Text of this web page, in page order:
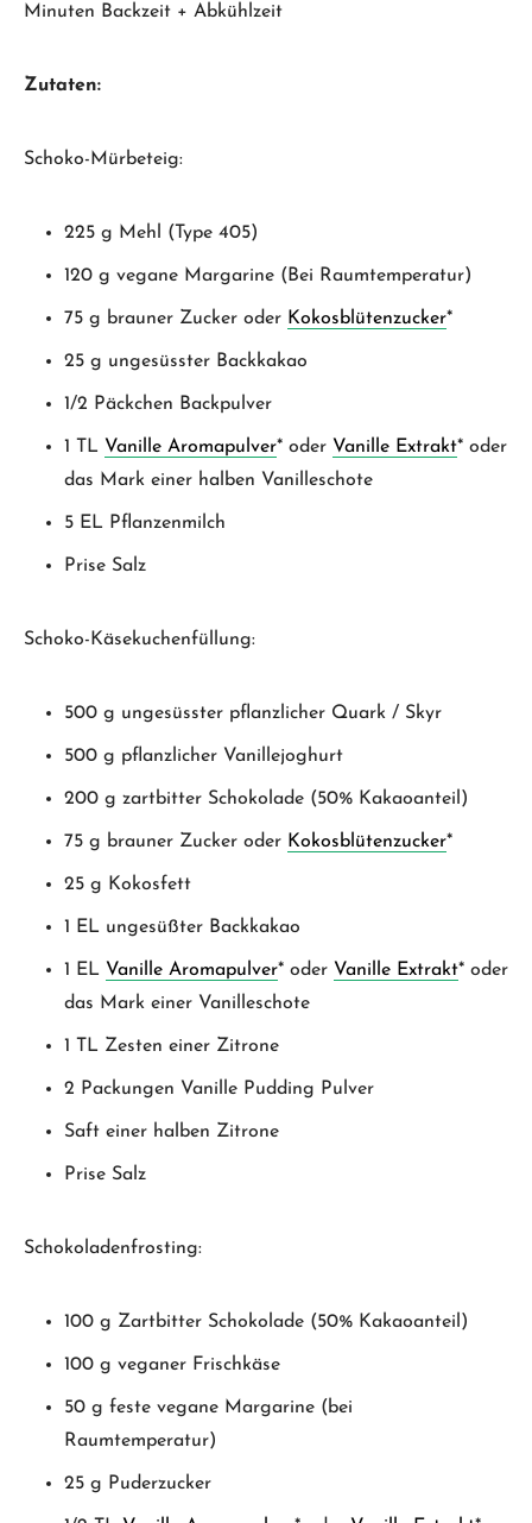
Minuten Backzeit + Abkühlzeit
Zutaten:
Schoko-Mürbeteig:
225 g Mehl (Type 405)
120 g vegane Margarine (Bei Raumtemperatur)
75 g brauner Zucker oder Kokosblütenzucker*
25 g ungesüsster Backkakao
1/2 Päckchen Backpulver
1 TL Vanille Aromapulver* oder Vanille Extrakt* oder
das Mark einer halben Vanilleschote
5 EL Pflanzenmilch
Prise Salz
Schoko-Käsekuchenfüllung:
500 g ungesüsster pflanzlicher Quark / Skyr
500 g pflanzlicher Vanillejoghurt
200 g zartbitter Schokolade (50% Kakaoanteil)
75 g brauner Zucker oder Kokosblütenzucker*
25 g Kokosfett
1 EL ungesüßter Backkakao
1 EL Vanille Aromapulver* oder Vanille Extrakt* oder
das Mark einer Vanilleschote
1 TL Zesten einer Zitrone
2 Packungen Vanille Pudding Pulver
Saft einer halben Zitrone
Prise Salz
Schokoladenfrosting:
100 g Zartbitter Schokolade (50% Kakaoanteil)
100 g veganer Frischkäse
50 g feste vegane Margarine (bei
Raumtemperatur)
25 g Puderzucker